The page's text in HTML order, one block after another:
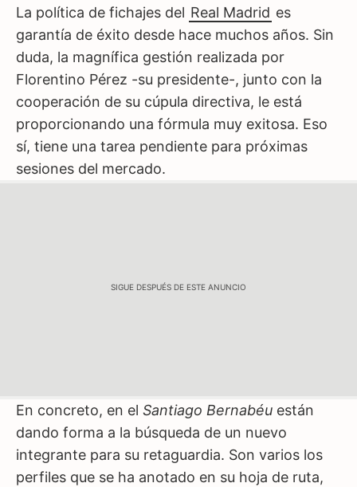
La política de fichajes del Real Madrid es
garantía de éxito desde hace muchos años. Sin
duda, la magnífica gestión realizada por
Florentino Pérez -su presidente-, junto con la
cooperación de su cúpula directiva, le está
proporcionando una fórmula muy exitosa. Eso
sí, tiene una tarea pendiente para próximas
sesiones del mercado.
SIGUE DESPUÉS DE ESTE ANUNCIO
En concreto, en el Santiago Bernabéu están
dando forma a la búsqueda de un nuevo
integrante para su retaguardia. Son varios los
perfiles que se ha anotado en su hoja de ruta,